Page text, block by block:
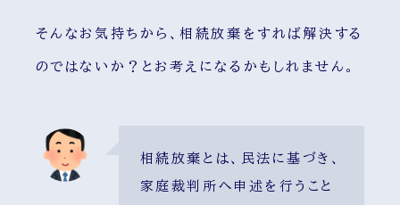
そんなお気持ちから、相続放棄をすれば解決する
のではないか？とお考えになるかもしれません。
相続放棄とは、民法に基づき、
家庭裁判所へ申述を行うこと